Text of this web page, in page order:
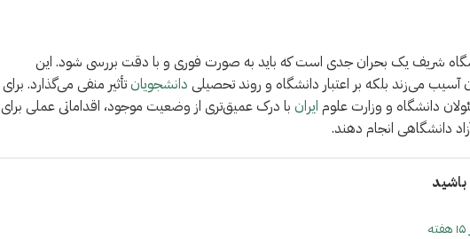
شریف یک بحران جدی است که باید به صورت فوری و با دقت بررسی شود. این
می‌زند بلکه بر اعتبار دانشگاه و روند تحصیلی دانشجویانتأثیر منفی می‌گذارد. برای
دانشگاه و وزارت علوم ایران با درک عمیق‌تری از وضعیت موجود، اقداماتی عملی برای
دانشگاهی انجام دهند.